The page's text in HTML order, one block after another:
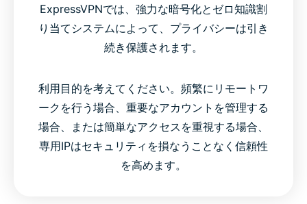
ExpressVPNでは、強力な暗号化とゼロ知識割
り当てシステムによって、プライバシーは引き
続き保護されます。
利用目的を考えてください。頻繁にリモートワ
ークを行う場合、重要なアカウントを管理する
場合、または簡単なアクセスを重視する場合、
専用IPはセキュリティを損なうことなく信頼性
を高めます。